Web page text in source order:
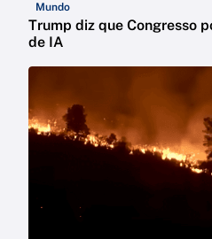
Mundo
Trump diz que Congresso
de IA